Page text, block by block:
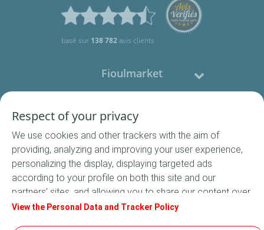
basé sur 138 782avis clients
Fioulmarket
Nous contacter
Suivez-nous
Respect of your privacy
We use cookies and other trackers with the aim of
providing, analyzing and improving your user experience,
personalizing the display, displaying targeted ads
according to your profile on both this site and our
partners' sites, and allowing you to share our content over
social media. In accordance with French legislation,
View the Personal Data and Tracker Policy